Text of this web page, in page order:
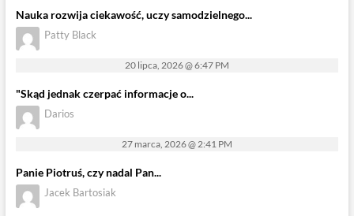
Nauka rozwija ciekawość, uczy samodzielnego...
Patty Black
20 lipca, 2026 @ 6:47 PM
"Skąd jednak czerpać informacje o...
Darios
27 marca, 2026 @ 2:41 PM
Panie Piotruś, czy nadal Pan...
Jacek Bartosiak